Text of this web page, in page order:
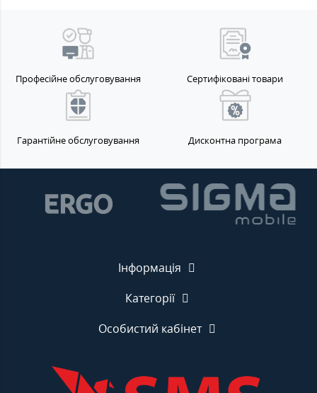
Професійне обслуговування Сертифіковані товари
Гарантійне обслуговування Дисконтна програма
Інформація
Категорії
Особистий кабінет